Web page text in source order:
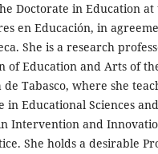
Doctorate in Education
en Educación, in
She is a research
of Education and Arts of
Tabasco, where she
in Educational Sciences
Intervention and
She holds a desirable